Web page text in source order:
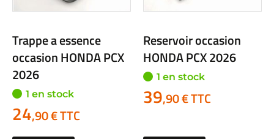
Trappe a essence
occasion HONDA PCX
2026
1 en stock
24,90 € TTC
Reservoir occasion
HONDA PCX 2026
1 en stock
39,90 € TTC